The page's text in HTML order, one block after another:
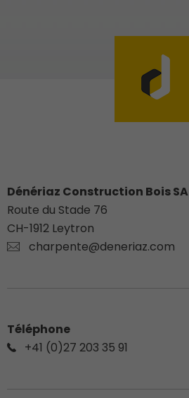
Dénériaz Construction Bois SA
Route du Stade 76
CH-1912 Leytron
charpente@deneriaz.com
Téléphone
+41 (0)27 203 35 91